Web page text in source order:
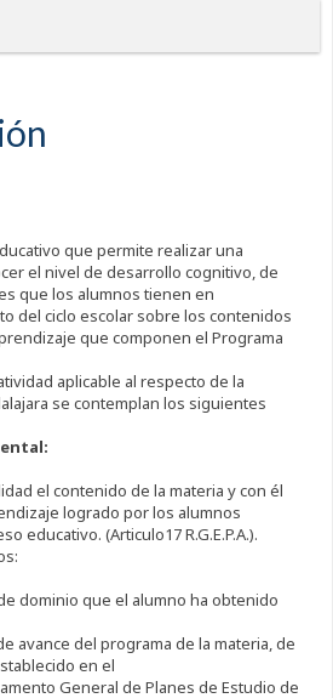
que permite realizar una
el nivel de desarrollo cognitivo, de
que los alumnos tienen en
del ciclo escolar sobre los contenidos
que componen el Programa
aplicable al respecto de la
se contemplan los siguientes
el contenido de la materia y con él
logrado por los alumnos
educativo. (Articulo17 R.G.E.P.A.).
dominio que el alumno ha obtenido
avance del programa de la materia, de
en el
General de Planes de Estudio de